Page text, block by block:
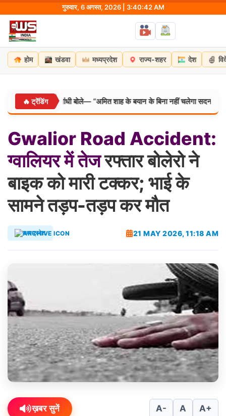
content
गुरुवार, 6 अगस्त, 2026 | 3:40:43 AM
होम खंडवा मध्यप्रदेश राज्य-शहर देश
🔥 ट्रेंडिंग
राहुल गांधी बोले— “अमित शाह के बयान के बिना नहीं चलेगा सदन” दिल्ली/
Gwalior Road Accident:
ग्वालियरमेंतेजरफ्तार बोलेरो ने
बाइक को मारी टक्कर; भाई के
सामने तड़प-तड़प कर मौत
मध्यप्रदेश 21 MAY 2026, 11:18 AM
ख़बर सुनें A- A A+